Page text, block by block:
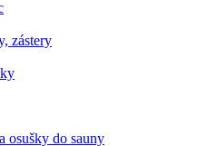
zástery
osušky do sauny